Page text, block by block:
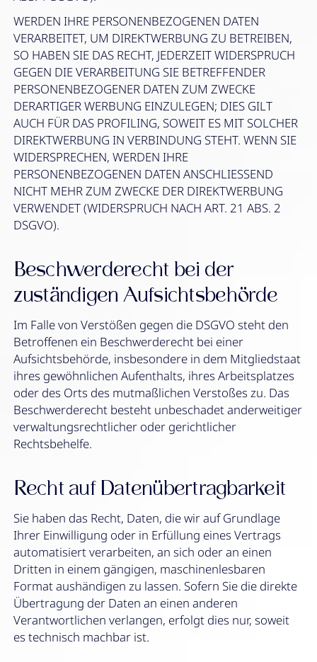
WERDEN IHRE PERSONENBEZOGENEN DATEN
VERARBEITET, UM DIREKTWERBUNG ZU BETREIBEN,
SO HABEN SIE DAS RECHT, JEDERZEIT WIDERSPRUCH
GEGEN DIE VERARBEITUNG SIE BETREFFENDER
PERSONENBEZOGENER DATEN ZUM ZWECKE
DERARTIGER WERBUNG EINZULEGEN; DIES GILT
AUCH FÜR DAS PROFILING, SOWEIT ES MIT SOLCHER
DIREKTWERBUNG IN VERBINDUNG STEHT. WENN SIE
WIDERSPRECHEN, WERDEN IHRE
PERSONENBEZOGENEN DATEN ANSCHLIESSEND
NICHT MEHR ZUM ZWECKE DER DIREKTWERBUNG
VERWENDET (WIDERSPRUCH NACH ART. 21 ABS. 2
DSGVO).
Beschwerde­recht bei der
zuständigen Aufsichts­behörde
Im Falle von Verstößen gegen die DSGVO steht den
Betroffenen ein Beschwerderecht bei einer
Aufsichtsbehörde, insbesondere in dem Mitgliedstaat
ihres gewöhnlichen Aufenthalts, ihres Arbeitsplatzes
oder des Orts des mutmaßlichen Verstoßes zu. Das
Beschwerderecht besteht unbeschadet anderweitiger
verwaltungsrechtlicher oder gerichtlicher
Rechtsbehelfe.
Recht auf Daten­übertrag­barkeit
Sie haben das Recht, Daten, die wir auf Grundlage
Ihrer Einwilligung oder in Erfüllung eines Vertrags
automatisiert verarbeiten, an sich oder an einen
Dritten in einem gängigen, maschinenlesbaren
Format aushändigen zu lassen. Sofern Sie die direkte
Übertragung der Daten an einen anderen
Verantwortlichen verlangen, erfolgt dies nur, soweit
es technisch machbar ist.